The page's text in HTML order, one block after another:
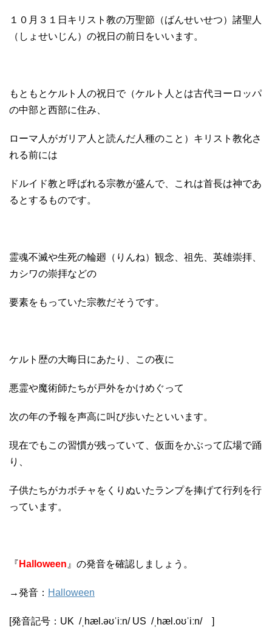
１０月３１日キリスト教の万聖節（ばんせいせつ）諸聖人
（しょせいじん）の祝日の前日をいいます。
もともとケルト人の祝日で（ケルト人とは古代ヨーロッパ
の中部と西部に住み、
ローマ人がガリア人と読んだ人種のこと）キリスト教化さ
れる前には
ドルイド教と呼ばれる宗教が盛んで、これは首長は神であ
るとするものです。
霊魂不滅や生死の輪廻（りんね）観念、祖先、英雄崇拝、
カシワの崇拝などの
要素をもっていた宗教だそうです。
ケルト歴の大晦日にあたり、この夜に
悪霊や魔術師たちが戸外をかけめぐって
次の年の予報を声高に叫び歩いたといいます。
現在でもこの習慣が残っていて、仮面をかぶって広場で踊
り、
子供たちがカボチャをくりぬいたランプを捧げて行列を行
っています。
『 Halloween 』の発音を確認しましょう。
→発音： Halloween
[発音記号： UK /ˌhæl.əʊˈiːn/ US /ˌhæl.oʊˈiːn/]